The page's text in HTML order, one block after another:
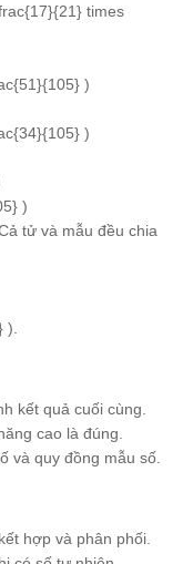
times
)
)
)
tử và mẫu đều chia
kết quả cuối cùng.
cao là đúng.
và quy đồng mẫu số.
hợp và phân phối.